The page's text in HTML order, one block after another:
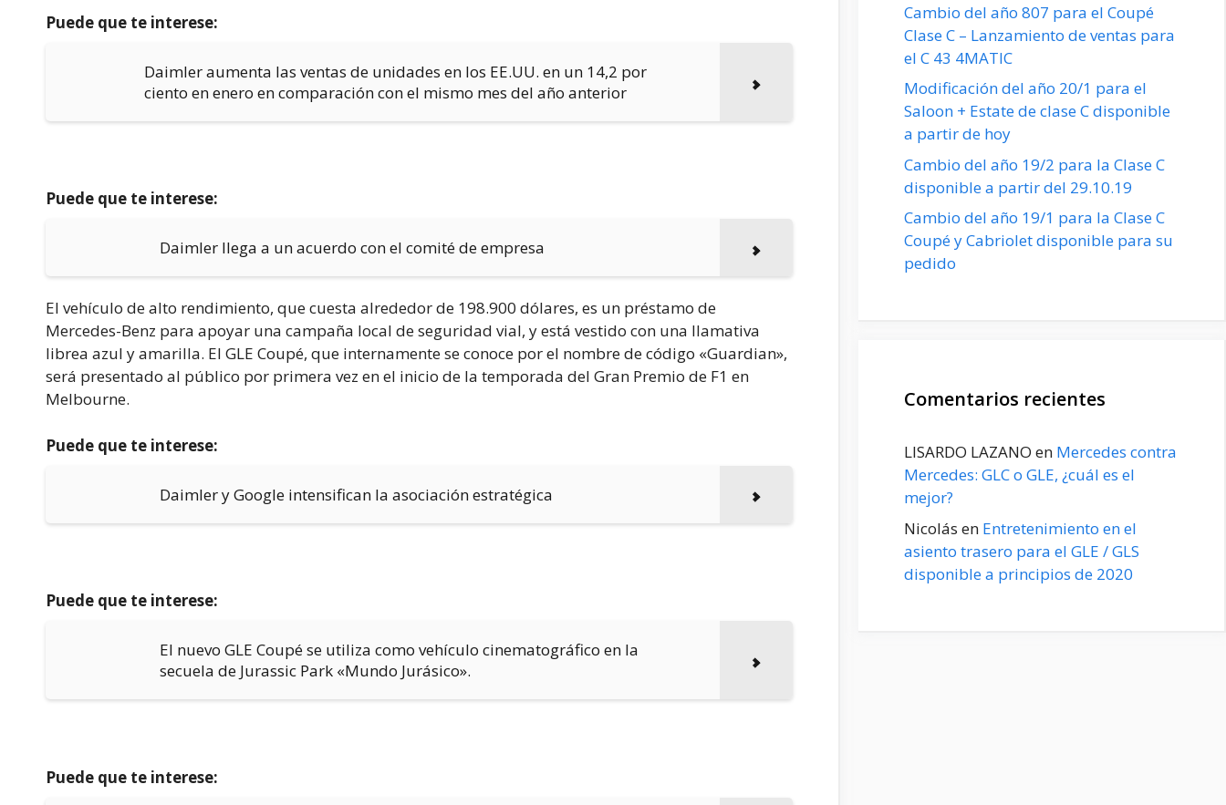
Puede que te interese:
Daimler aumenta las ventas de unidades en los EE.UU. en un 14,2 por
ciento en enero en comparación con el mismo mes del año anterior
Puede que te interese:
Daimler llega a un acuerdo con el comité de empresa
El vehículo de alto rendimiento, que cuesta alrededor de 198.900 dólares, es un préstamo de
Mercedes-Benz para apoyar una campaña local de seguridad vial, y está vestido con una llamativa
librea azul y amarilla. El GLE Coupé, que internamente se conoce por el nombre de código «Guardian»,
será presentado al público por primera vez en el inicio de la temporada del Gran Premio de F1 en
Melbourne.
Puede que te interese:
Daimler y Google intensifican la asociación estratégica
Puede que te interese:
El nuevo GLE Coupé se utiliza como vehículo cinematográfico en la
secuela de Jurassic Park «Mundo Jurásico».
Puede que te interese:
Cambio del año 807 para el Coupé
Clase C – Lanzamiento de ventas para
el C 43 4MATIC
Modificación del año 20/1 para el
Saloon + Estate de clase C disponible
a partir de hoy
Cambio del año 19/2 para la Clase C
disponible a partir del 29.10.19
Cambio del año 19/1 para la Clase C
Coupé y Cabriolet disponible para su
pedido
Comentarios recientes
LISARDO LAZANO en Mercedes contra
Mercedes: GLC o GLE, ¿cuál es el
mejor?
Nicolás en Entretenimiento en el
asiento trasero para el GLE / GLS
disponible a principios de 2020